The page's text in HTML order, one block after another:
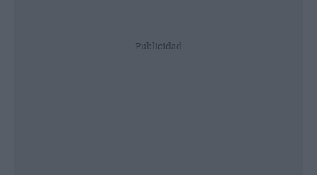
Publicidad